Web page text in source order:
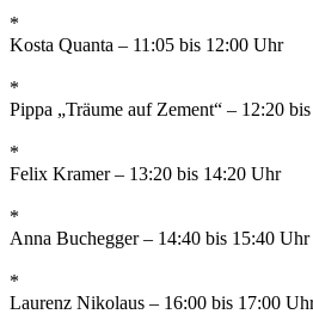
*
Kosta Quanta – 11:05 bis 12:00 Uhr
*
Pippa „Träume auf Zement“ – 12:20
*
Felix Kramer – 13:20 bis 14:20 Uhr
*
Anna Buchegger – 14:40 bis 15:40 Uhr
*
Laurenz Nikolaus – 16:00 bis 17:00